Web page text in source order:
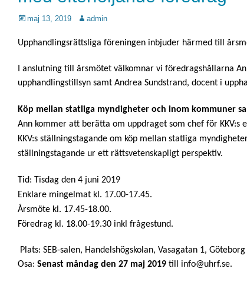
Postades
maj 13, 2019 Författare
admin
Upphandlingsrättsliga föreningen inbjuder härmed till
I anslutning till årsmötet välkomnar vi föredragshållarna
upphandlingstillsyn samt Andrea Sundstrand, docent i
Köp mellan statliga myndigheter och inom kommuner
Ann kommer att berätta om uppdraget som chef för
KKV:s ställningstagande om köp mellan statliga
ställningstagande ur ett rättsvetenskapligt perspektiv.
Tid: Tisdag den 4 juni 2019
Enklare mingelmat kl. 17.00-17.45.
Årsmöte kl. 17.45-18.00.
Föredrag kl. 18.00-19.30 inkl frågestund.
Plats: SEB-salen, Handelshögskolan, Vasagatan 1, Göteborg
Osa: Senast måndag den 27 maj 2019 till info@uhrf.se.